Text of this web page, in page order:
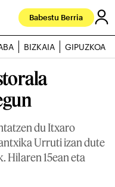
Babestu Berria
BIZKAIA GIPUZKOA
du Itxaro
Urruti izan dute
Hilaren 15ean eta